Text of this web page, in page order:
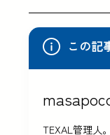
この記
TEXAL管理人